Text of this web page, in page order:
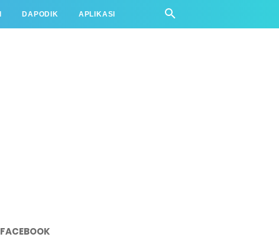
DAPODIK APLIKASI
FACEBOOK